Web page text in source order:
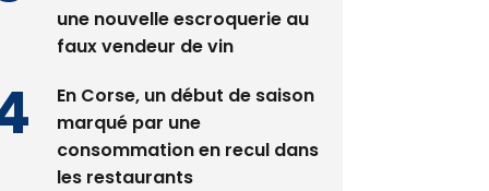
une nouvelle escroquerie au
faux vendeur de vin
En Corse, un début de saison
marqué par une
consommation en recul dans
les restaurants